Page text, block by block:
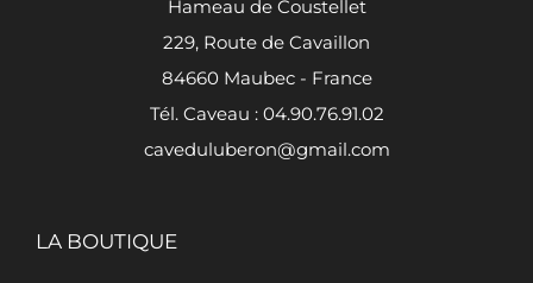
Hameau de Coustellet
229, Route de Cavaillon
84660 Maubec - France
Tél. Caveau : 04.90.76.91.02
caveduluberon@gmail.com
LA BOUTIQUE